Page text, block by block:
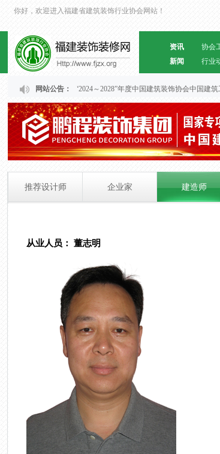
你好，欢迎进入福建省建筑装饰行业协会网站！
资讯
新闻
协会
行业
网站公告：
关于福建省“2024～2028”年度中国建筑装饰协会中国建
推荐设计师 企业家 建造师
从业人员： 董志明